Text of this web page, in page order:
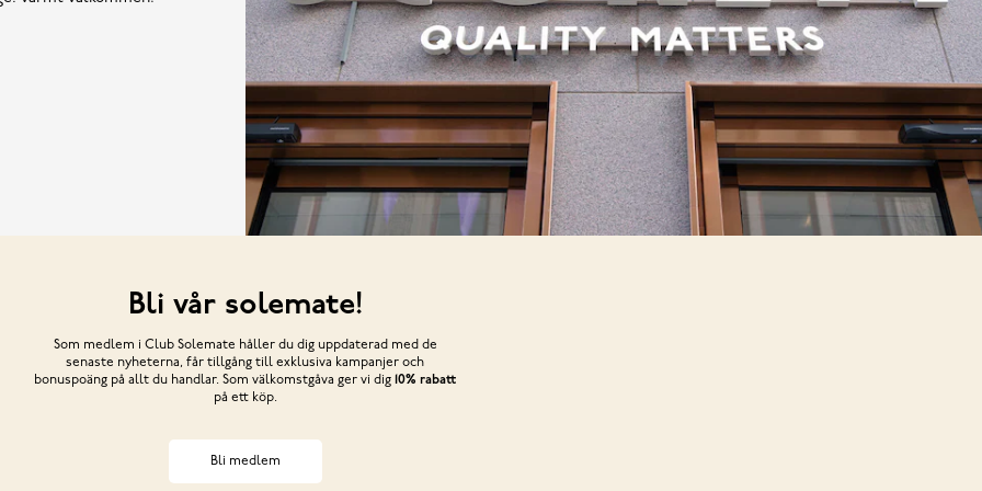
Bli vår solemate!
Som medlem i Club Solemate håller du dig uppdaterad med de
senaste nyheterna, får tillgång till exklusiva kampanjer och
bonuspoäng på allt du handlar. Som välkomstgåva ger vi dig 10% rabatt
på ett köp.
Bli medlem